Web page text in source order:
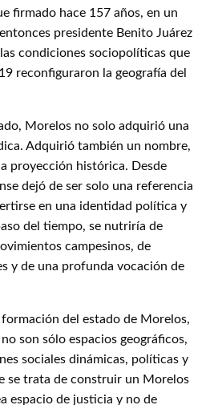
firmado hace 157 años, en un
presidente Benito Juárez
condiciones sociopolíticas que
reconfiguraron la geografía del
Morelos no solo adquirió una
Adquirió también un nombre,
proyección histórica. Desde
dejó de ser solo una referencia
en una identidad política y
del tiempo, se nutriría de
campesinos, de
y de una profunda vocación de
formación del estado de Morelos,
son sólo espacios geográficos,
sociales dinámicas, políticas y
se trata de construir un Morelos
espacio de justicia y no de